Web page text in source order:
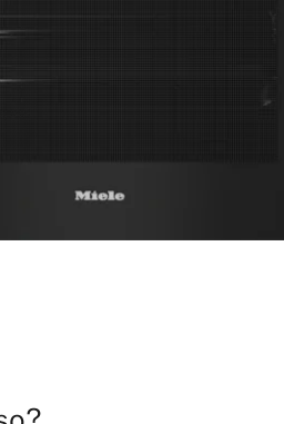
su tinklo ryšiu, “TasteControl”
vartojimo efektyvumo klasės